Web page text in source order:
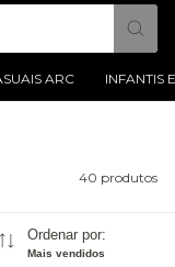
ARC INFANTIS
40 produtos
Ordenar por:
Mais vendidos